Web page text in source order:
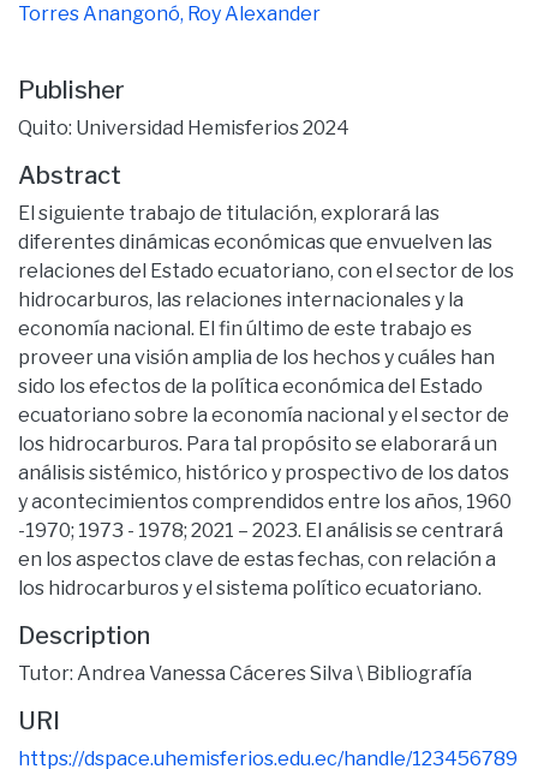
Torres Anangonó, Roy Alexander
Publisher
Quito: Universidad Hemisferios 2024
Abstract
El siguiente trabajo de titulación, explorará las
diferentes dinámicas económicas que envuelven las
relaciones del Estado ecuatoriano, con el sector de los
hidrocarburos, las relaciones internacionales y la
economía nacional. El fin último de este trabajo es
proveer una visión amplia de los hechos y cuáles han
sido los efectos de la política económica del Estado
ecuatoriano sobre la economía nacional y el sector de
los hidrocarburos. Para tal propósito se elaborará un
análisis sistémico, histórico y prospectivo de los datos
y acontecimientos comprendidos entre los años, 1960
-1970; 1973 - 1978; 2021 – 2023. El análisis se centrará
en los aspectos clave de estas fechas, con relación a
los hidrocarburos y el sistema político ecuatoriano.
Description
Tutor: Andrea Vanessa Cáceres Silva \ Bibliografía
URI
https://dspace.uhemisferios.edu.ec/handle/123456789